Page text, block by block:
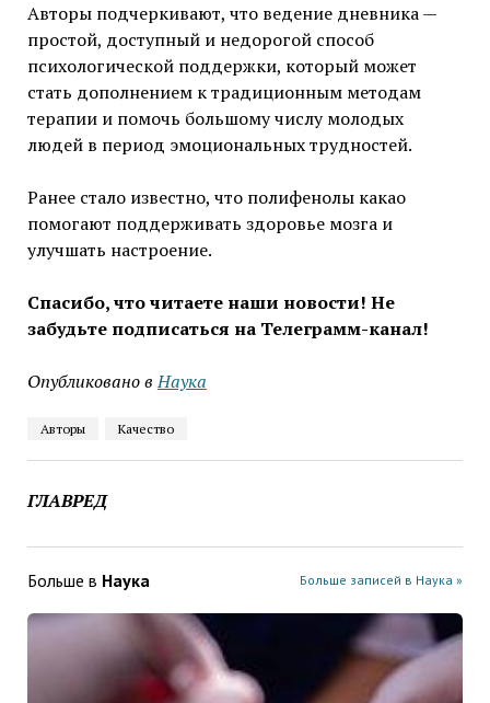
Авторы подчеркивают, что ведение дневника —
простой, доступный и недорогой способ
психологической поддержки, который может
стать дополнением к традиционным методам
терапии и помочь большому числу молодых
людей в период эмоциональных трудностей.
Ранее стало известно, что полифенолы какао
помогают поддерживать здоровье мозга и
улучшать настроение.
Спасибо, что читаете наши новости! Не
забудьте подписаться на Телеграмм-канал!
Опубликовано в Наука
Авторы Качество
ГЛАВРЕД
Больше в Наука Больше записей в Наука »